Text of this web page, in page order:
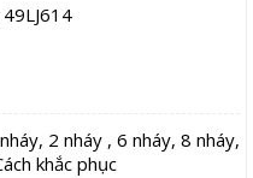
2 nháy , 6 nháy, 8 nháy,
khắc phục